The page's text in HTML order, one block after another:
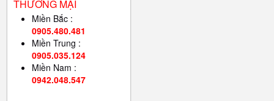
THƯƠNG MẠI
Miền Bắc :
0905.480.481
Miền Trung :
0905.035.124
Miền Nam :
0942.048.547